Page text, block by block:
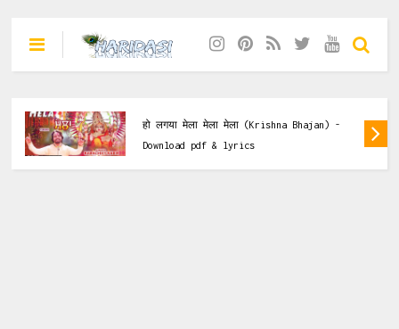
नया साल माँ दे नाल (Krishna Bhajan) -
Download pdf & lyrics